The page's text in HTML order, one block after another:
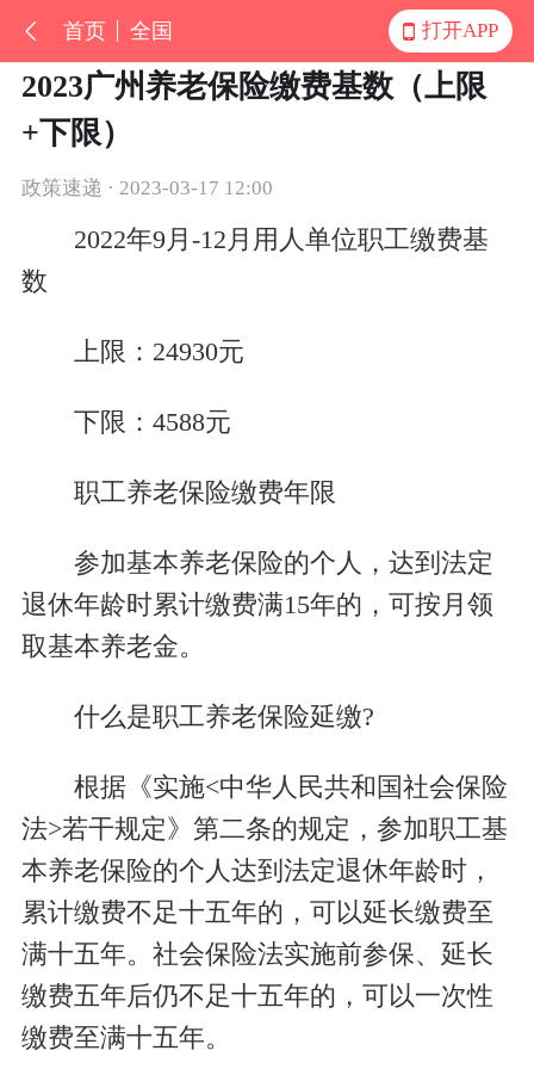
首页 全国 打开APP
2023广州养老保险缴费基数（上限
+下限）
政策速递 · 2023-03-17 12:00
2022年9月-12月用人单位职工缴费基
数
上限：24930元
下限：4588元
职工养老保险缴费年限
参加基本养老保险的个人，达到法定
退休年龄时累计缴费满15年的，可按月领
取基本养老金。
什么是职工养老保险延缴?
根据《实施<中华人民共和国社会保险
法>若干规定》第二条的规定，参加职工基
本养老保险的个人达到法定退休年龄时，
累计缴费不足十五年的，可以延长缴费至
满十五年。社会保险法实施前参保、延长
缴费五年后仍不足十五年的，可以一次性
缴费至满十五年。